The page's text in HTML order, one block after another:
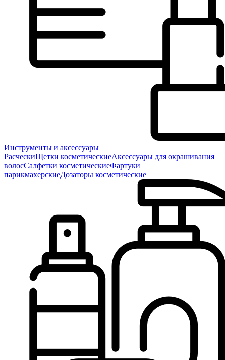
Инструменты и аксессуары
РасческиЩетки косметическиеАксессуары для окрашивания
волосСалфетки косметическиеФартуки
парикмахерскиеДозаторы косметические